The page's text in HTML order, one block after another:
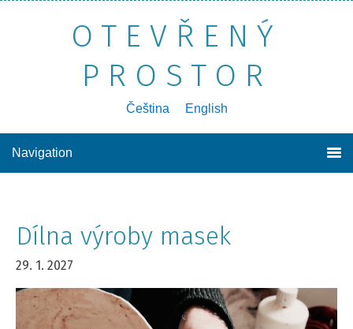
OTEVŘENÝ
PROSTOR
poznávání sebe sama, druhých a světa kolem nás
Čeština English
Navigation
Dílna výroby masek
29. 1. 2027